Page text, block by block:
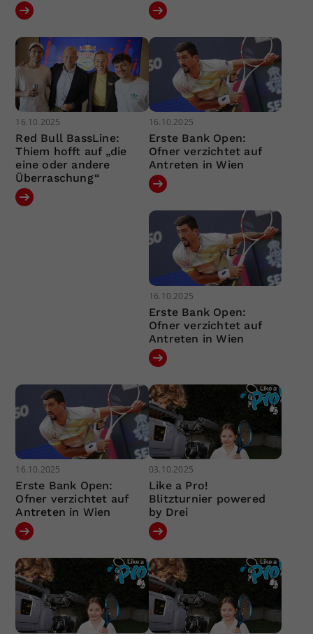
16.10.2025
Red Bull BassLine:
Thiem hofft auf „die
eine oder andere
Überraschung“
16.10.2025
Erste Bank Open:
Ofner verzichtet auf
Antreten in Wien
16.10.2025
Erste Bank Open:
Ofner verzichtet auf
Antreten in Wien
16.10.2025
Erste Bank Open:
Ofner verzichtet auf
Antreten in Wien
03.10.2025
Like a Pro!
Blitzturnier powered
by Drei